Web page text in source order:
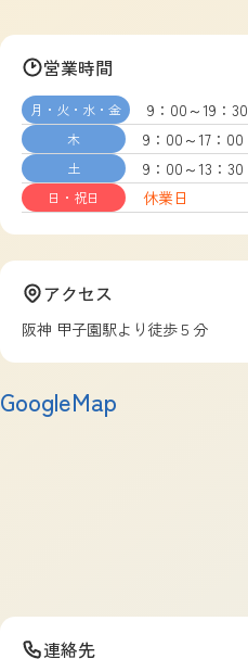
営業時間
月・火・水・金 9：00～19：30
木 9：00～17：00
土 9：00～13：30
日・祝日 休業日
アクセス
阪神 甲子園駅より徒歩５分
GoogleMap
連絡先